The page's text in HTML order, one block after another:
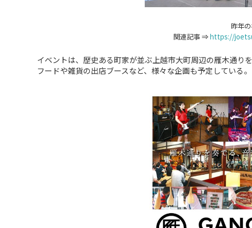
昨年
関連記事 ⇒https://
イベントは、歴史ある町家が並ぶ上越市大町周辺の雁木通り
フードや雑貨の出店ブースなど、様々な企画も予定している。